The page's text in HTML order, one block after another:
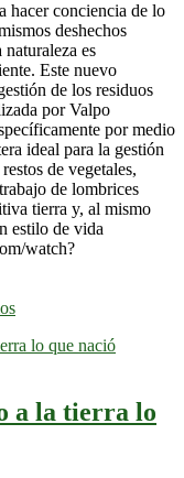
hacer conciencia de lo
deshechos
es
Este nuevo
de los residuos
por Valpo
por medio
ideal para la gestión
de vegetales,
de lombrices
tierra y, al mismo
estilo de vida
watch?
a la tierra lo